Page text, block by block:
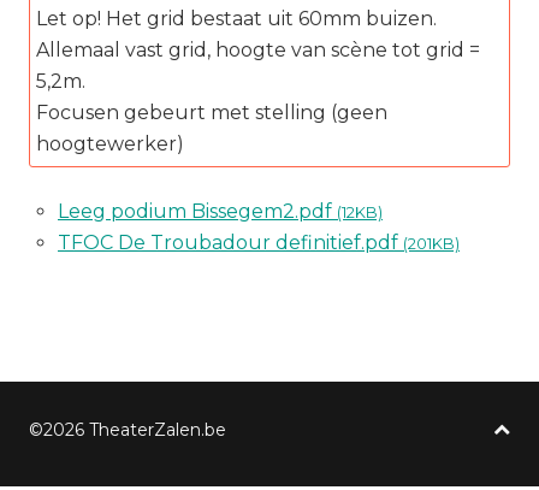
Let op! Het grid bestaat uit 60mm buizen.
Allemaal vast grid, hoogte van scène tot grid =
5,2m.
Focusen gebeurt met stelling (geen
hoogtewerker)
Leeg podium Bissegem2.pdf (12KB)
TFOC De Troubadour definitief.pdf (201KB)
©2026 TheaterZalen.be